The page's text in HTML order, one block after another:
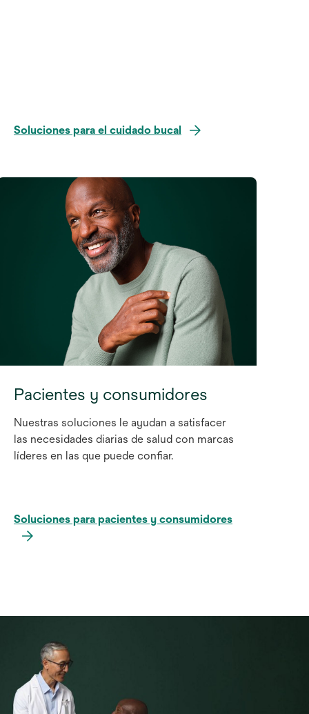
Soluciones para el cuidado bucal
Pacientes y consumidores
Nuestras soluciones le ayudan a satisfacer
las necesidades diarias de salud con marcas
líderes en las que puede confiar.
Soluciones para pacientes y consumidores